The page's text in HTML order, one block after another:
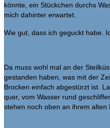
könnte, ein Stückchen durchs
mich dahinter erwartet.
Wie gut, dass ich geguckt habe.
Da muss wohl mal an der
gestanden haben, was mit der
Brocken einfach abgestürzt ist.
quer, vom Wasser rund
stehen noch oben an ihrem alten